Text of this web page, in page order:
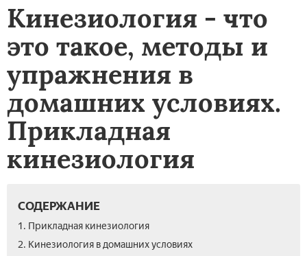
Кинезиология - что
это такое, методы и
упражнения в
домашних условиях.
Прикладная
кинезиология
СОДЕРЖАНИЕ
1. Прикладная кинезиология
2. Кинезиология в домашних условиях